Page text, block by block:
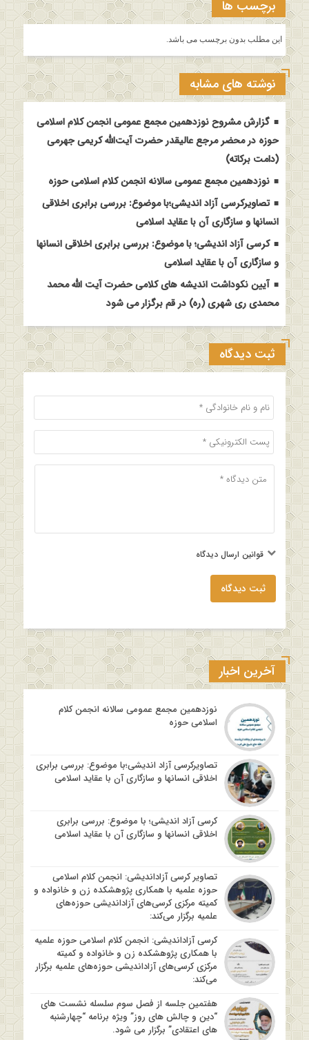
برچسب ها
این مطلب بدون برچسب می باشد.
نوشته های مشابه
گزارش مشروح نوزدهمین مجمع عمومی انجمن کلام اسلامی
حوزه در محضر مرجع عالیقدر حضرت آیت‌الله کریمی جهرمی
(دامت برکاته)
نوزدهمین مجمع عمومی سالانه انجمن کلام اسلامی حوزه
تصاویرکرسی آزاد اندیشی؛با موضوع: بررسی برابری اخلاقی
انسانها و سازگاری آن با عقاید اسلامی
کرسی آزاد اندیشی؛ با موضوع: بررسی برابری اخلاقی انسانها
و سازگاری آن با عقاید اسلامی
آیین نکوداشت اندیشه های کلامی حضرت آیت الله محمد
محمدی ری شهری (ره) در قم برگزار می شود
ثبت دیدگاه
قوانین ارسال دیدگاه
ثبت دیدگاه
آخرین اخبار
نوزدهمین مجمع عمومی سالانه انجمن کلام
اسلامی حوزه
تصاویرکرسی آزاد اندیشی؛با موضوع: بررسی برابری
اخلاقی انسانها و سازگاری آن با عقاید اسلامی
کرسی آزاد اندیشی؛ با موضوع: بررسی برابری
اخلاقی انسانها و سازگاری آن با عقاید اسلامی
تصاویر کرسی آزاداندیشی: انجمن کلام اسلامی
حوزه علمیه با همکاری پژوهشکده زن و خانواده و
کمیته مرکزی کرسی‌های آزاداندیشی حوزه‌های
علمیه برگزار می‌کند:
کرسی آزاداندیشی: انجمن کلام اسلامی حوزه علمیه
با همکاری پژوهشکده زن و خانواده و کمیته
مرکزی کرسی‌های آزاداندیشی حوزه‌های علمیه برگزار
می‌کند:
هفتمین جلسه از فصل سوم سلسله نشست های
“دین و چالش های روز” ویژه برنامه “چهارشنبه
های اعتقادی” برگزار می شود.